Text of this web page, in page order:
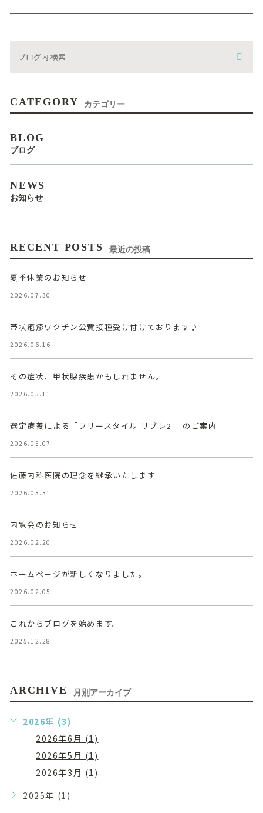
CATEGORY カテゴリー
BLOG
ブログ
NEWS
お知らせ
RECENT POSTS 最近の投稿
夏季休業のお知らせ
2026.07.30
帯状疱疹ワクチン公費接種受け付けております♪
2026.06.16
その症状、甲状腺疾患かもしれません。
2026.05.11
選定療養による「フリースタイル リブレ2 」のご案内
2026.05.07
佐藤内科医院の理念を継承いたします
2026.03.31
内覧会のお知らせ
2026.02.20
ホームページが新しくなりました。
2026.02.05
これからブログを始めます。
2025.12.28
ARCHIVE 月別アーカイブ
2026年 (3)
2026年6月 (1)
2026年5月 (1)
2026年3月 (1)
2025年 (1)